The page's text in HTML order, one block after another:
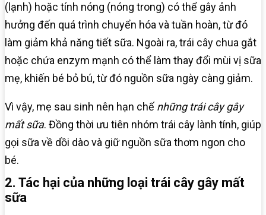
(lạnh) hoặc tính nóng (nóng trong) có thể gây ảnh
hưởng đến quá trình chuyển hóa và tuần hoàn, từ đó
làm giảm khả năng tiết sữa. Ngoài ra, trái cây chua gắt
hoặc chứa enzym mạnh có thể làm thay đổi mùi vị sữa
mẹ, khiến bé bỏ bú, từ đó nguồn sữa ngày càng giảm.
Vì vậy, mẹ sau sinh nên hạn chế những trái cây gây
mất sữa. Đồng thời ưu tiên nhóm trái cây lành tính, giúp
gọi sữa về dồi dào và giữ nguồn sữa thơm ngon cho
bé.
2. Tác hại của những loại trái cây gây mất
sữa